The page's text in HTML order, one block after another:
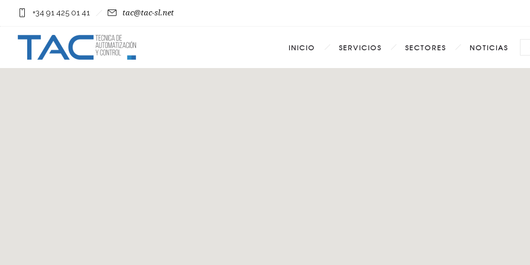
+34 91 425 01 41 tac@tac-sl.net
INICIO SERVICIOS SECTORES NOTICIAS